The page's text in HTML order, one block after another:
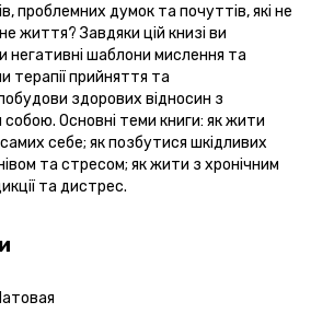
проблемних думок та почуттів, які не
життя? Завдяки цій книзі ви
негативні шаблони мислення та
терапії прийняття та
здорових відносин з
Основні теми книги: як жити
себе; як позбутися шкідливих
та стресом; як жити з хронічним
та дистрес.